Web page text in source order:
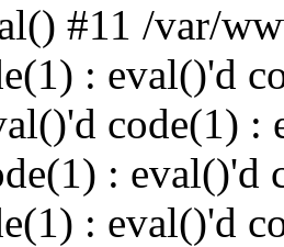
#11 /var/
: eval()'d
code(1) :
: eval()'d
: eval()'d